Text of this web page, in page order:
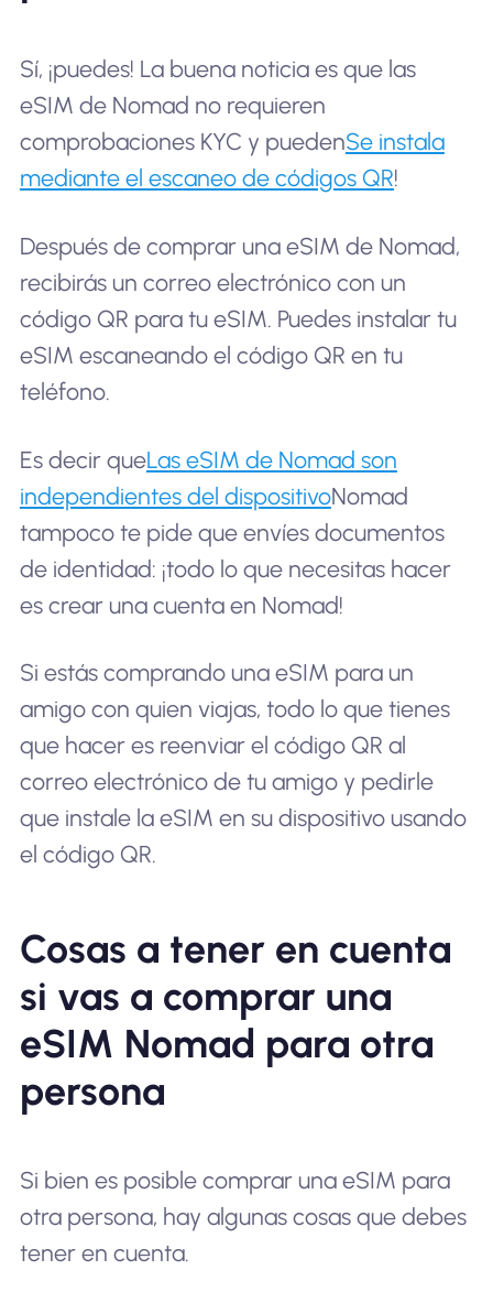
Sí, ¡puedes! La buena noticia es que las
eSIM de Nomad no requieren
comprobaciones KYC y puedenSe instala
mediante el escaneo de códigos QR!
Después de comprar una eSIM de Nomad,
recibirás un correo electrónico con un
código QR para tu eSIM. Puedes instalar tu
eSIM escaneando el código QR en tu
teléfono.
Es decir queLas eSIM de Nomad son
independientes del dispositivoNomad
tampoco te pide que envíes documentos
de identidad: ¡todo lo que necesitas hacer
es crear una cuenta en Nomad!
Si estás comprando una eSIM para un
amigo con quien viajas, todo lo que tienes
que hacer es reenviar el código QR al
correo electrónico de tu amigo y pedirle
que instale la eSIM en su dispositivo usando
el código QR.
Cosas a tener en cuenta
si vas a comprar una
eSIM Nomad para otra
persona
Si bien es posible comprar una eSIM para
otra persona, hay algunas cosas que debes
tener en cuenta.